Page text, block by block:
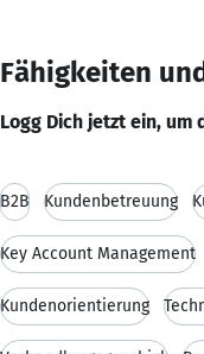
Fähigkeiten
Logg Dich jetzt ein, um
B2B Kundenbetreuung
Key Account Management
Kundenorientierung